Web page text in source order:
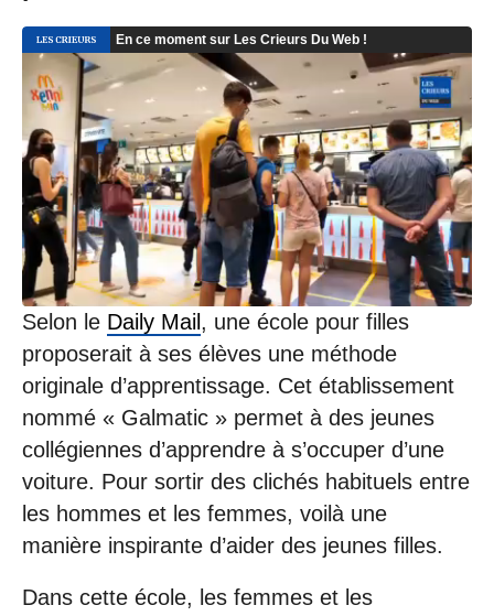
l
e
2
5
/
1
1
/
2
0
2
à
1
0
9
Selon le Daily Mail, une école pour filles
proposerait à ses élèves une méthode
originale d’apprentissage. Cet établissement
nommé « Galmatic » permet à des jeunes
collégiennes d’apprendre à s’occuper d’une
voiture. Pour sortir des clichés habituels entre
les hommes et les femmes, voilà une
manière inspirante d’aider des jeunes filles.
Dans cette école, les femmes et les